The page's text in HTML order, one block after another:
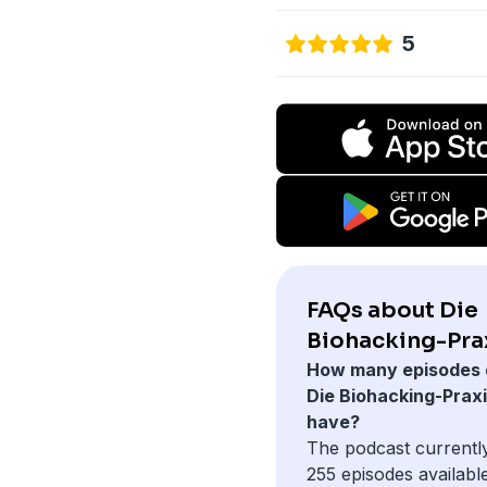
5
FAQs about Die
Biohacking-
How many episodes
Die Biohacking-
have?
The podcast
255 episodes